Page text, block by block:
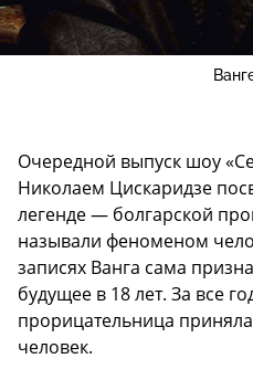
Очередной выпуск шоу
Николаем Цискаридзе
легенде — болгарской
называли феноменом
записях Ванга сама
будущее в 18 лет. За все
прорицательница
человек.